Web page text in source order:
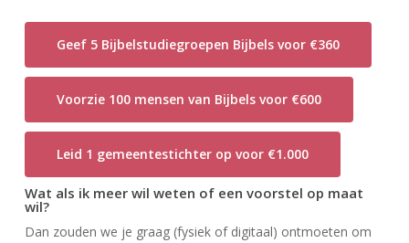
Geef 5 Bijbelstudiegroepen Bijbels voor €360
Voorzie 100 mensen van Bijbels voor €600
Leid 1 gemeentestichter op voor €1.000
Wat als ik meer wil weten of een voorstel op maat
wil?
Dan zouden we je graag (fysiek of digitaal) ontmoeten om